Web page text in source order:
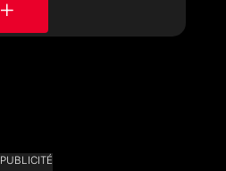
PUBLICITÉ